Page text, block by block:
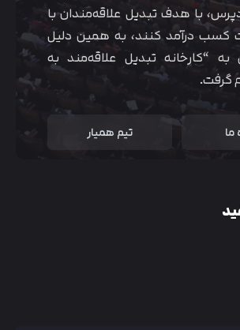
با هدف تبدیل علاقه‌مندان با
کسب درآمد کنند، به همین دلیل
به “کارخانه تبدیل علاقه‌مند به
گرفت.
ما تیم همیار
متوجه شدم